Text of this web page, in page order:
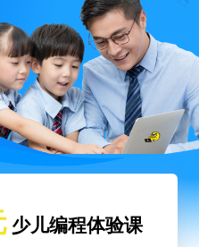
少儿编程体验课